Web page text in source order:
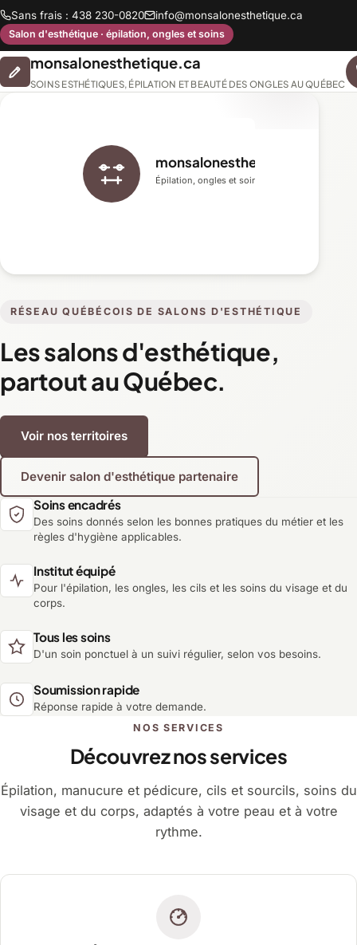
Sans frais : 438 230-0820 info@monsalonesthetique.ca
Salon d'esthétique · épilation, ongles et soins
monsalonesthetique.ca
SOINS ESTHÉTIQUES, ÉPILATION ET BEAUTÉ DES ONGLES AU QUÉBEC
RÉSEAU QUÉBÉCOIS DE SALONS D'ESTHÉTIQUE
Les salons d'esthétique,
partout au Québec.
Voir nos territoires
Devenir salon d'esthétique partenaire
monsalonesthetique.ca
Épilation, ongles et soins du visage
Soins encadrés
Des soins donnés selon les bonnes pratiques du métier et les
règles d'hygiène applicables.
Institut équipé
Pour l'épilation, les ongles, les cils et les soins du visage et du
corps.
Tous les soins
D'un soin ponctuel à un suivi régulier, selon vos besoins.
Soumission rapide
Réponse rapide à votre demande.
NOS SERVICES
Découvrez nos services
Épilation, manucure et pédicure, cils et sourcils, soins du
visage et du corps, adaptés à votre peau et à votre
rythme.